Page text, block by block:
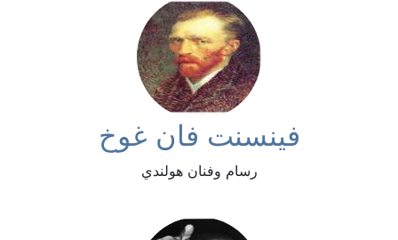
فينسنت فان غوخ
رسام وفنان هولندي